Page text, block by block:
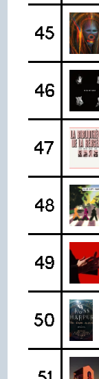
45
46
47
48
49
50